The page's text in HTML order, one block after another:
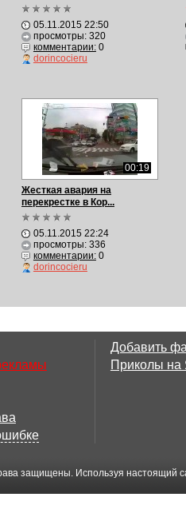
05.11.2015 22:50
просмотры: 320
комментарии:0
dorincocieru
00:19
Жесткая авария на
перекрестке в Кор...
05.11.2015 22:24
просмотры: 336
комментарии:0
dorincocieru
Добавить
Приколы
защищены. Используя настоящий